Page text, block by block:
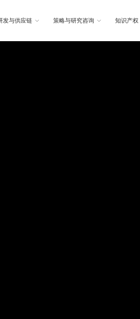
发与供应链 策略与研究咨询 知识产权